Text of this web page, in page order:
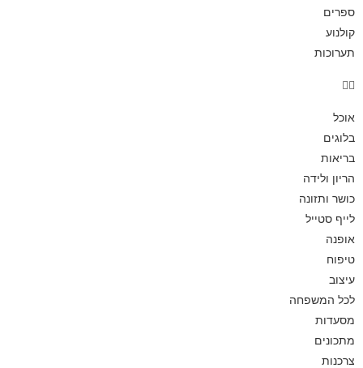
ספרים
קולנוע
תערוכות
אוכל
בלוגים
בריאות
הריון ולידה
כושר ותזונה
לייף סטייל
אופנה
טיפוח
עיצוב
לכל המשפחה
מסעדות
מתכונים
צרכנות